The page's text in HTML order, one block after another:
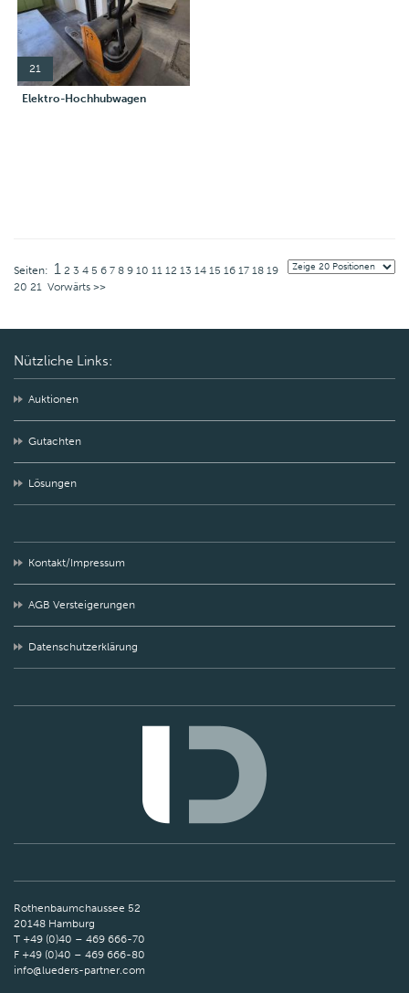
21
Elektro-Hochhubwagen
Seiten: 1 2 3 4 5 6 7 8 9 10 11 12 13 14 15 16 17 18 19
20 21 Vorwärts >>
Nützliche Links:
Auktionen
Gutachten
Lösungen
Kontakt/Impressum
AGB Versteigerungen
Datenschutzerklärung
Rothenbaumchaussee 52
20148 Hamburg
T +49 (0)40 – 469 666-70
F +49 (0)40 – 469 666-80
info@lueders-partner.com